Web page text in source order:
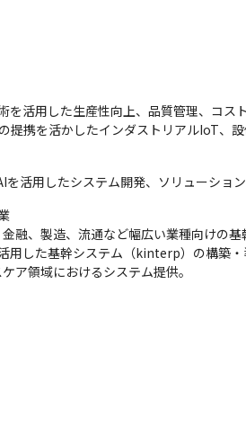
を活用した生産性向上、品質管理、コス
提携を活かしたインダストリアルIoT、設
活用したシステム開発、ソリューション
融、製造、流通など幅広い業種向けの基
した基幹システム（kinterp）の構築・
ア領域におけるシステム提供。